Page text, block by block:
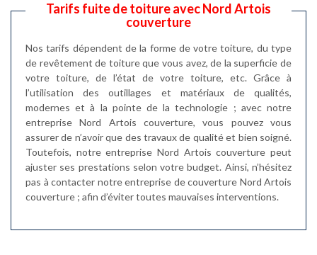
Tarifs fuite de toiture avec Nord Artois
couverture
Nos tarifs dépendent de la forme de votre toiture, du type
de revêtement de toiture que vous avez, de la superficie de
votre toiture, de l’état de votre toiture, etc. Grâce à
l’utilisation des outillages et matériaux de qualités,
modernes et à la pointe de la technologie ; avec notre
entreprise Nord Artois couverture, vous pouvez vous
assurer de n’avoir que des travaux de qualité et bien soigné.
Toutefois, notre entreprise Nord Artois couverture peut
ajuster ses prestations selon votre budget. Ainsi, n’hésitez
pas à contacter notre entreprise de couverture Nord Artois
couverture ; afin d’éviter toutes mauvaises interventions.